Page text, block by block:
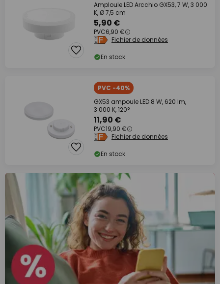
Amploule LED Arcchio GX53, 7 W, 3 000
K, Ø 7,5 cm
5,90 €
PVC6,90 €
Fichier de données
En stock
PVC -40%
GX53 ampoule LED 8 W, 620 lm,
3 000 K, 120°
11,90 €
PVC19,90 €
Fichier de données
En stock